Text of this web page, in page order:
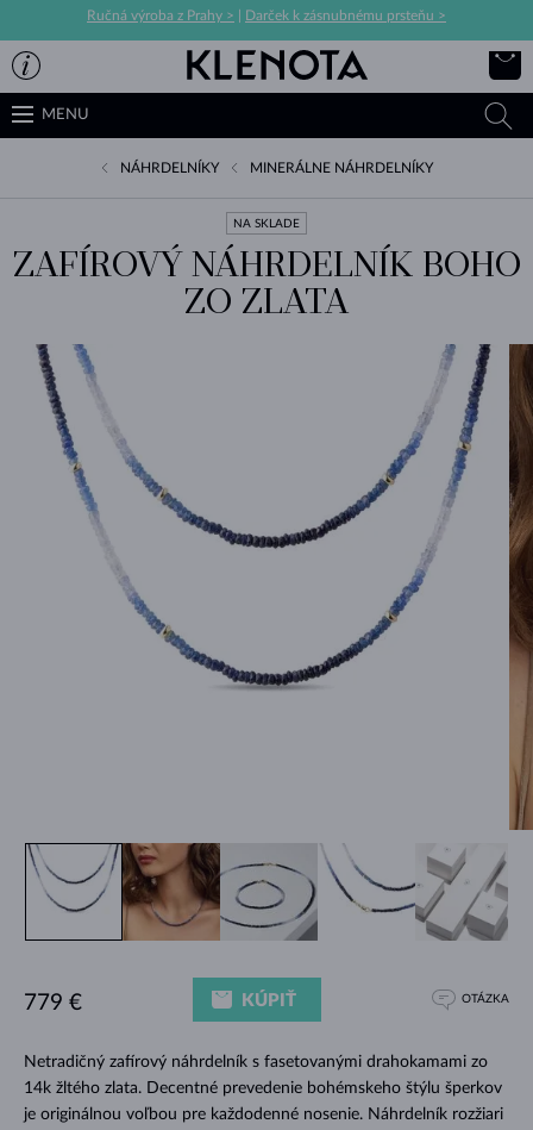
Ručná výroba z Prahy > Darček k zásnubnému prsteňu >
MENU
NÁHRDELNÍKY MINERÁLNE NÁHRDELNÍKY
NA SKLADE
ZAFÍROVÝ NÁHRDELNÍK BOHO
ZO ZLATA
Netradičný zafírový náhrdelník s fasetovanými drahokamami zo
14k žltého zlata. Decentné prevedenie bohémskeho štýlu šperkov
je originálnou voľbou pre každodenné nosenie. Náhrdelník rozžiari
779 € KÚPIŤ OTÁZKA